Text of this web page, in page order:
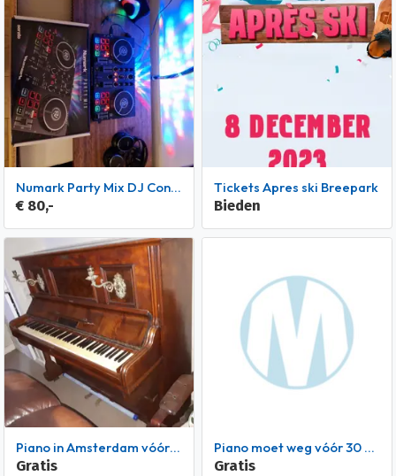
Numark Party Mix DJ Controller
€ 80,-
Tickets Apres ski Breepark
Bieden
Piano in Amsterdam vóór 31 oktober.
Gratis
Piano moet weg vóór 30 oktober.
Gratis